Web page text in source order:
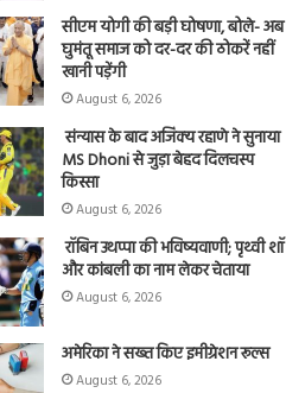
सीएम योगी की बड़ी घोषणा, बोले- अब
घुमंतू समाज को दर-दर की ठोकरें नहीं
खानी पड़ेंगी
August 6, 2026
संन्यास के बाद अजिंक्‍य रहाणे ने सुनाया
MS Dhoni से जुड़ा बेहद दिलचस्प
किस्सा
August 6, 2026
रॉबिन उथप्पा की भविष्यवाणी; पृथ्वी शॉ
और कांबली का नाम लेकर चेताया
August 6, 2026
अमेरिका ने सख्त किए इमीग्रेशन रूल्स
August 6, 2026